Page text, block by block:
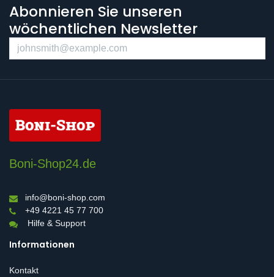
Abonnieren Sie unseren
wöchentlichen Newsletter
Boni-Shop24.de
info@boni-shop.com
+49 4221 45 77 700
Hilfe & Support
Informationen
Kontakt